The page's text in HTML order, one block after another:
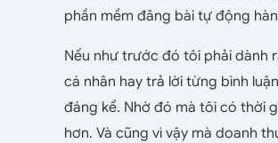
phần mềm đăng bài tự động
Nếu như trước đó tôi phải dành
cá nhân hay trả lời từng bình
đáng kể. Nhờ đó mà tôi có thời
hơn. Và cũng vì vậy mà doanh